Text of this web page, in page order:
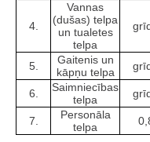
4.
Vannas
(dušas) telpa
un tualetes
telpa
5.
Gaitenis un
kāpņu telpa
6.
Saimniecības
telpa
7.
Personāla
telpa